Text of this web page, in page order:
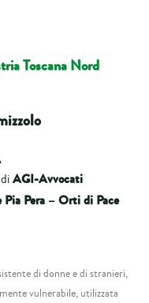
Toscana Nord
AGI-Avvocati
Pia Pera – Orti di Pace
di donne e di stranieri,
vulnerabile, utilizzata